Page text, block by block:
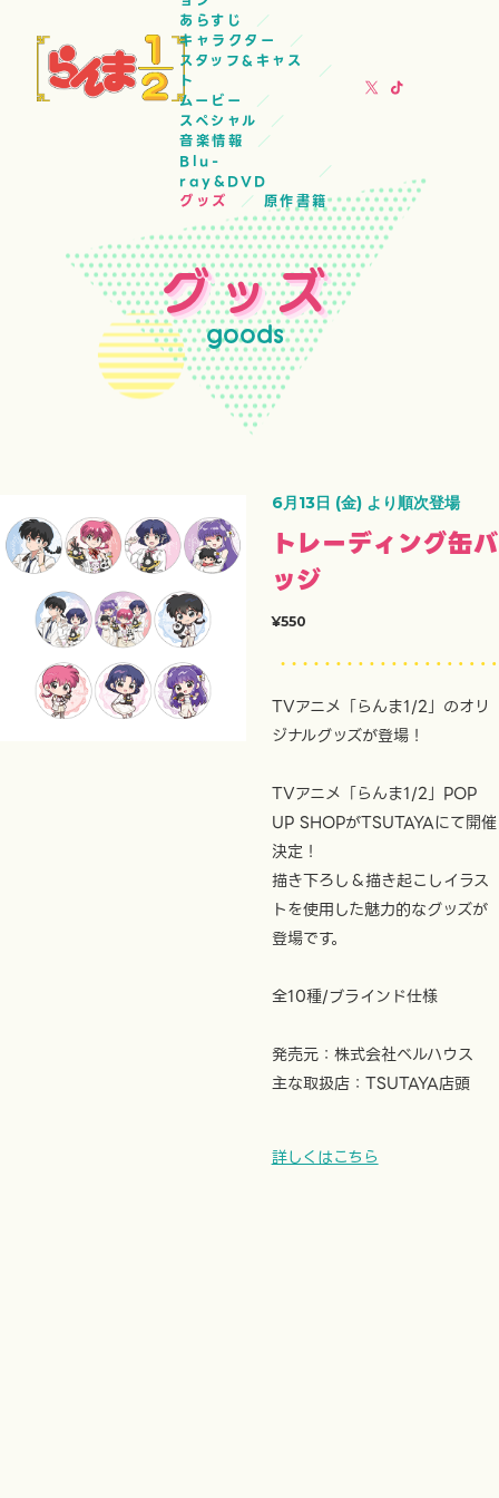
あらすじ
キャラクター
スタッフ&キャス
ト
ムービー
スペシャル
音楽情報
Blu-
ray&DVD
グッズ
原作書籍
グッズ
goods
6月13日 (金) より順次登場
トレーディング缶バ
ッジ
¥550
TVアニメ「らんま1/2」のオリ
ジナルグッズが登場！
TVアニメ「らんま1/2」POP
UP SHOPがTSUTAYAにて開催
決定！
描き下ろし＆描き起こしイラス
トを使用した魅力的なグッズが
登場です。
全10種/ブラインド仕様
発売元：株式会社ベルハウス
主な取扱店：TSUTAYA店頭
詳しくはこちら